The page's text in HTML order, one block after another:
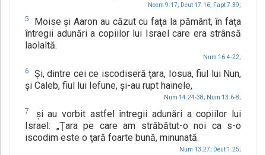
Neem 9.17; Deut 17.16; Fapt 7.39;
5
Moise şi Aaron au căzut cu faţa la pământ, în faţa
întregii adunări a copiilor lui Israel care era strânsă
laolaltă.
Num 16.4-22;
6
Şi, dintre cei ce iscodiseră ţara, Iosua, fiul lui Nun,
şi Caleb, fiul lui Iefune, şi-au rupt hainele,
Num 14.24-38; Num 13.6-8;
7
şi au vorbit astfel întregii adunări a copiilor lui
Israel: „Ţara pe care am străbătut-o noi ca s-o
iscodim este o ţară foarte bună, minunată.
Num 13.27; Deut 1.25;